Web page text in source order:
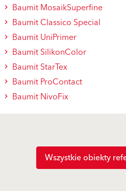
Baumit MosaikSuperfine
Baumit Classico Special
Baumit UniPrimer
Baumit SilikonColor
Baumit StarTex
Baumit ProContact
Baumit NivoFix
Wszystkie obiekty